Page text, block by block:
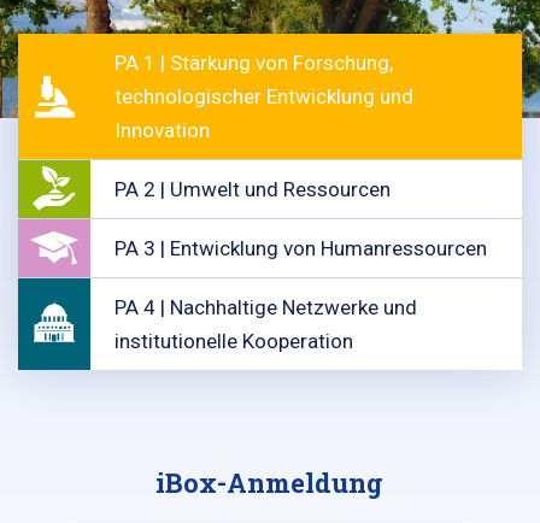
PA 1 | Stärkung von Forschung,
technologischer Entwicklung und
Innovation
PA 2 | Umwelt und Ressourcen
PA 3 | Entwicklung von Humanressourcen
PA 4 | Nachhaltige Netzwerke und
institutionelle Kooperation
iBox-Anmeldung